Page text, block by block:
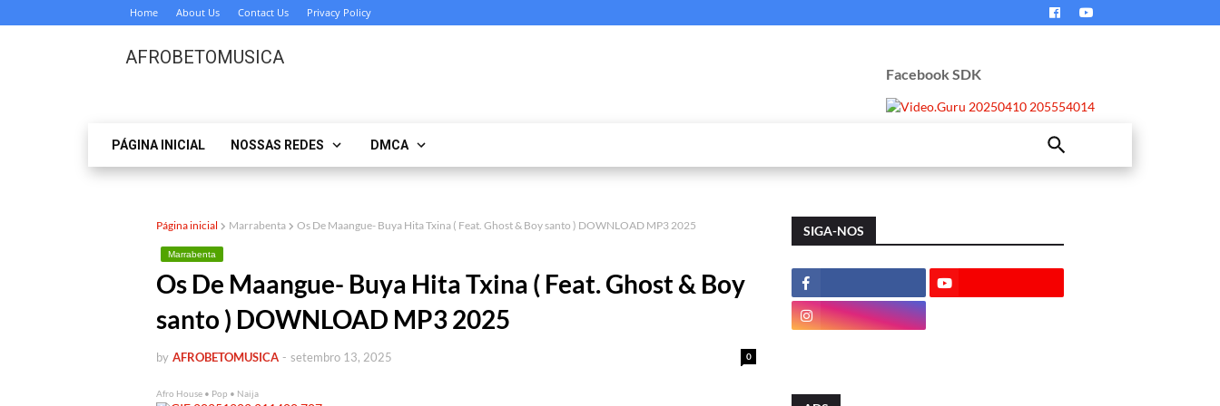
Home About Us Contact Us Privacy Policy
AFROBETOMUSICA
Facebook SDK
PÁGINA INICIAL NOSSAS REDES DMCA
Página inicial Marrabenta Os De Maangue- Buya Hita Txina ( Feat. Ghost & Boy santo ) DOWNLOAD MP3 2025
Marrabenta
Os De Maangue- Buya Hita Txina ( Feat. Ghost & Boy
santo ) DOWNLOAD MP3 2025
by AFROBETOMUSICA 0
- setembro 13, 2025
Afro House • Pop • Naija
SIGA-NOS